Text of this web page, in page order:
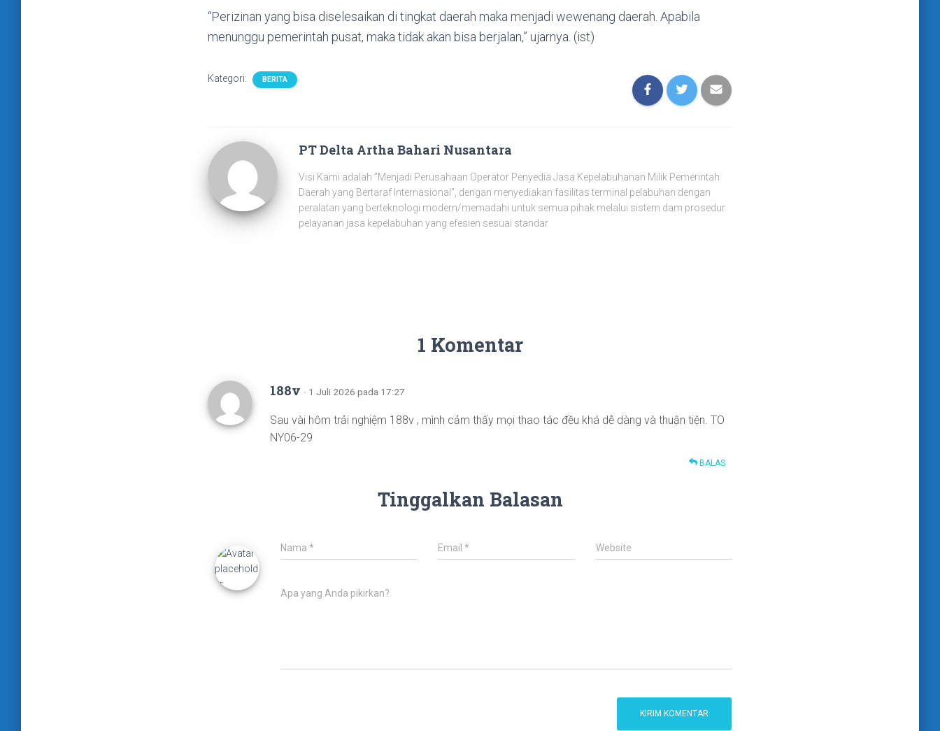
“Perizinan yang bisa diselesaikan di tingkat daerah maka menjadi wewenang daerah. Apabila
menunggu pemerintah pusat, maka tidak akan bisa berjalan,” ujarnya. (ist)
Kategori: BERITA
PT Delta Artha Bahari Nusantara
Visi Kami adalah ”Menjadi Perusahaan Operator Penyedia Jasa Kepelabuhanan Milik Pemerintah
Daerah yang Bertaraf Internasional”, dengan menyediakan fasilitas terminal pelabuhan dengan
peralatan yang berteknologi modern/memadahi untuk semua pihak melalui sistem dam prosedur
pelayanan jasa kepelabuhan yang efesien sesuai standar
1 Komentar
188v · 1 Juli 2026 pada 17:27
Sau vài hôm trải nghiệm 188v , mình cảm thấy mọi thao tác đều khá dễ dàng và thuận tiện. TO
NY06-29
BALAS
Tinggalkan Balasan
Nama * Email* Website
Apa yang Anda pikirkan?